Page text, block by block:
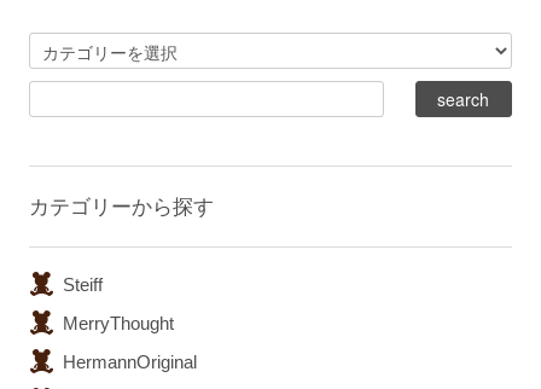
カテゴリーから探す
Steiff
MerryThought
HermannOriginal